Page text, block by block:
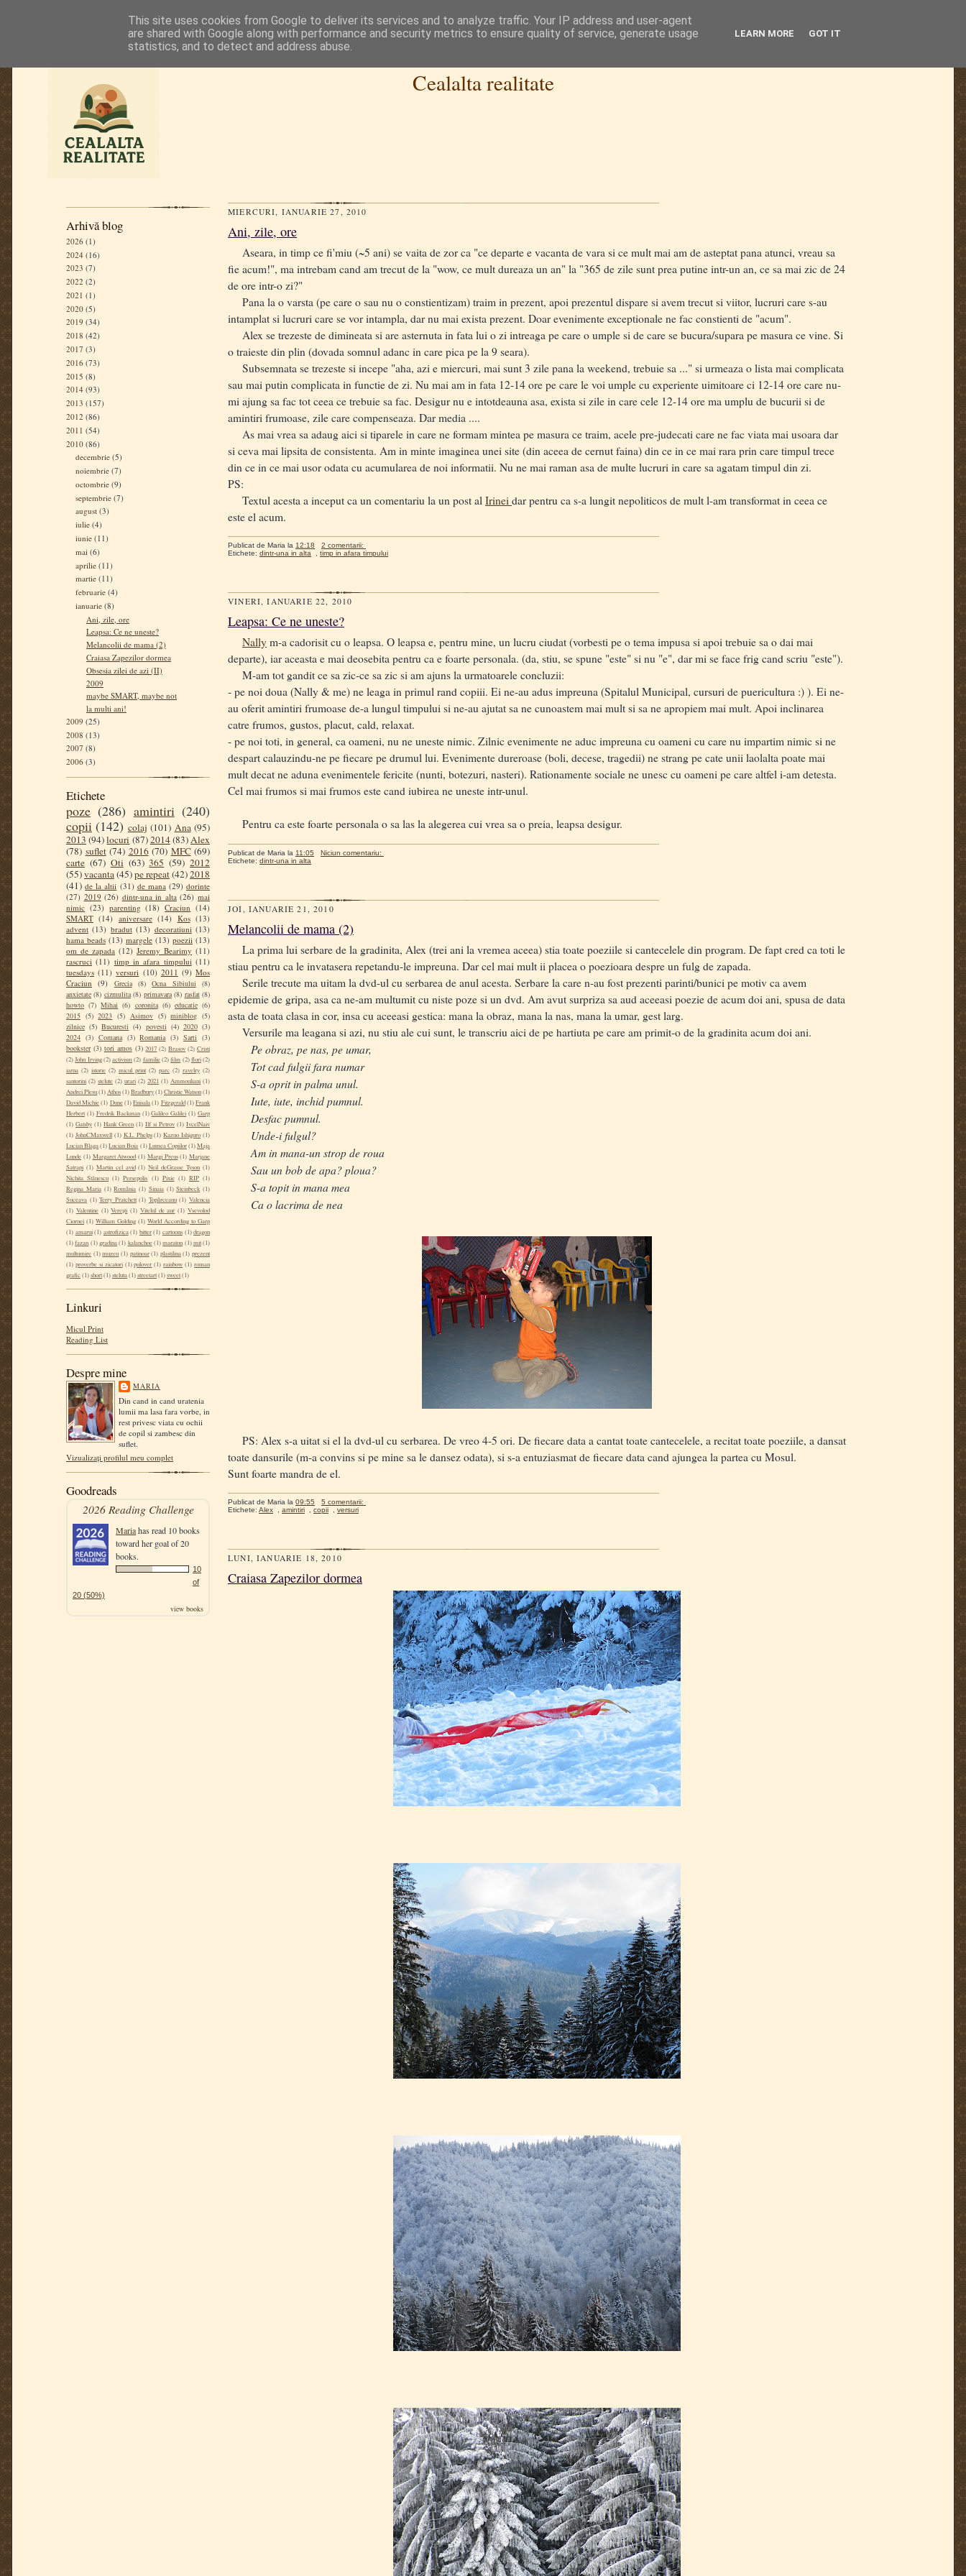
Cealalta realitate
Arhivă blog
2026 (1)
2024 (16)
2023 (7)
2022 (2)
2021 (1)
2020 (5)
2019 (34)
2018 (42)
2017 (3)
2016 (73)
2015 (8)
2014 (93)
2013 (157)
2012 (86)
2011 (54)
2010 (86)
decembrie (5)
noiembrie (7)
octombrie (9)
septembrie (7)
august (3)
iulie (4)
iunie (11)
mai (6)
aprilie (11)
martie (11)
februarie (4)
ianuarie (8)
Ani, zile, ore
Leapsa: Ce ne uneste?
Melancolii de mama (2)
Craiasa Zapezilor dormea
Obsesia zilei de azi (II)
2009
maybe SMART, maybe not
la multi ani!
2009 (25)
2008 (13)
2007 (8)
2006 (3)
Etichete
poze (286) amintiri (240)
copii (142) colaj (101) Ana (95)
2013 (94)locuri (87)2014(83)Alex
(78) suflet (74) 2016 (70) MFC (69)
carte (67) Oti (63) 365 (59) 2012
(55)vacanta(45)pe repeat(42)2018
(41) de la altii (31) de mana (29) dorinte
(27) 2019 (26) dintr-una in alta (26) mai
nimic (23) parenting (18) Craciun (14)
SMART (14) aniversare (14) Kos (13)
advent (13) bradut (13) decoratiuni (13)
hama beads (13) margele (13) poezii (13)
om de zapada (12) Jeremy Bearimy (11)
rascruci (11) timp in afara timpului (11)
tuesdays (11) versuri (10) 2011 (9) Mos
Craciun
(9) Grecia (8) Ocna Sibiului
(8)
anxietate (8) cizmulita (8) primavara (8) rasfat (8)
howto (7) Mihai (6) coronita (6) educatie (6)
2015 (5) 2023 (5) Asimov (5) miniblog (5)
zilnice (5) Bucuresti (4) povesti (4) 2020 (3)
2024 (3) Comana (3) Romania (3) Sarti (3)
bookster (3) tori amos (3) 2017 (2) Brasov (2) Cristi
(2)John Irving (2)activism (2) familie(2)film (2) flori(2)
iarna (2) istorie (2) micul print (2) parc (2) ravelry (2)
santorini (2) stelute (2) urari (2) 2021 (1) Ammouliani (1)
Andrei Plesu(1)Athos(1)Bradbury(1)Christie Watson(1)
David Michie (1) Dune(1)Enisala (1) Fitzgerald(1)Frank
Herbert (1) Fredrik Backman (1) Galileo Galilei (1) Garp
(1) Gatsby (1) Hank Green (1) Ilf si Petrov (1) IvcelNaiv
(1) JohnCMaxwell (1) K.L. Phelps (1) Kazuo Ishiguro (1)
Lucian Blaga(1)Lucian Boia (1)Lumea Copiilor(1)Maja
Lunde (1) Margaret Atwood (1) Margi Preus (1) Marjane
Satrapi (1) Martin cel avid (1) Neil deGrasse Tyson (1)
Nichita Stănescu (1) Persepolis (1) Pixie (1) RIP (1)
Regina Maria (1) România (1) Sinaia (1) Steinbeck (1)
Suceava (1) Terry Pratchett (1) Topârceanu (1) Valencia
(1) Valentine (1) Verești (1) Vitelul de aur (1) Vsevolod
Ciornei (1) William Golding (1) World According to Garp
(1) amarui (1) astrofizica (1) bitter (1) cartoons (1) dragon
(1)fazan (1)gradina(1) kalanchoe (1)maraton (1) mit(1)
multumire (1) muzeu (1) patinoar (1) plastilina (1) prezent
(1) proverbe si zicatori (1) pulover (1) rainbow (1) roman
grafic(1)short(1)steluta(1)streetart(1)sweet(1)
Linkuri
Micul Print
Reading List
Despre mine
MARIA
Din cand in cand uratenia
lumii ma lasa fara vorbe, in
rest privesc viata cu ochii
de copil si zambesc din
suflet.
Vizualizați profilul meu complet
Goodreads
2026 Reading Challenge
Mariahas read 10 books
toward her goal of 20
books.
10
of
20 (50%)
view books
MIERCURI, IANUARIE 27, 2010
Ani, zile, ore
Aseara, in timp ce fi'miu (~5 ani) se vaita de zor ca "ce departe e vacanta de vara si ce mult mai am de asteptat pana atunci, vreau sa
fie acum!", ma intrebam cand am trecut de la "wow, ce mult dureaza un an" la "365 de zile sunt prea putine intr-un an, ce sa mai zic de 24
de ore intr-o zi?"
Pana la o varsta (pe care o sau nu o constientizam) traim in prezent, apoi prezentul dispare si avem trecut si viitor, lucruri care s-au
intamplat si lucruri care se vor intampla, dar nu mai exista prezent. Doar evenimente exceptionale ne fac constienti de "acum".
Alex se trezeste de dimineata si are asternuta in fata lui o zi intreaga pe care o umple si de care se bucura/supara pe masura ce vine. Si
o traieste din plin (dovada somnul adanc in care pica pe la 9 seara).
Subsemnata se trezeste si incepe "aha, azi e miercuri, mai sunt 3 zile pana la weekend, trebuie sa ..." si urmeaza o lista mai complicata
sau mai putin complicata in functie de zi. Nu mai am in fata 12-14 ore pe care le voi umple cu experiente uimitoare ci 12-14 ore care nu-
mi ajung sa fac tot ceea ce trebuie sa fac. Desigur nu e intotdeauna asa, exista si zile in care cele 12-14 ore ma umplu de bucurii si de
amintiri frumoase, zile care compenseaza. Dar media ....
As mai vrea sa adaug aici si tiparele in care ne formam mintea pe masura ce traim, acele pre-judecati care ne fac viata mai usoara dar
si ceva mai lipsita de consistenta. Am in minte imaginea unei site (din aceea de cernut faina) din ce in ce mai rara prin care timpul trece
din ce in ce mai usor odata cu acumularea de noi informatii. Nu ne mai raman asa de multe lucruri in care sa agatam timpul din zi.
PS:
Textul acesta a inceput ca un comentariu la un post al Irinei dar pentru ca s-a lungit nepoliticos de mult l-am transformat in ceea ce
este el acum.
Publicat de Maria la 12:18
2 comentarii:
Etichete: dintr-una in alta , timp in afara timpului
VINERI, IANUARIE 22, 2010
Leapsa: Ce ne uneste?
Nally m-a cadorisit cu o leapsa. O leapsa e, pentru mine, un lucru ciudat (vorbesti pe o tema impusa si apoi trebuie sa o dai mai
departe), iar aceasta e mai deosebita pentru ca e foarte personala. (da, stiu, se spune "este" si nu "e", dar mi se face frig cand scriu "este").
M-am tot gandit ce sa zic-ce sa zic si am ajuns la urmatoarele concluzii:
- pe noi doua (Nally & me) ne leaga in primul rand copiii. Ei ne-au adus impreuna (Spitalul Municipal, cursuri de puericultura :) ). Ei ne-
au oferit amintiri frumoase de-a lungul timpului si ne-au ajutat sa ne cunoastem mai mult si sa ne apropiem mai mult. Apoi inclinarea
catre frumos, gustos, placut, cald, relaxat.
- pe noi toti, in general, ca oameni, nu ne uneste nimic. Zilnic evenimente ne aduc impreuna cu oameni cu care nu impartim nimic si ne
despart calauzindu-ne pe fiecare pe drumul lui. Evenimente dureroase (boli, decese, tragedii) ne strang pe cate unii laolalta poate mai
mult decat ne aduna evenimentele fericite (nunti, botezuri, nasteri). Rationamente sociale ne unesc cu oameni pe care altfel i-am detesta.
Cel mai frumos si mai frumos este cand iubirea ne uneste intr-unul.
Pentru ca este foarte personala o sa las la alegerea cui vrea sa o preia, leapsa desigur.
Publicat de Maria la 11:05
Niciun comentariu:
Etichete: dintr-una in alta
JOI, IANUARIE 21, 2010
Melancolii de mama (2)
La prima lui serbare de la gradinita, Alex (trei ani la vremea aceea) stia toate poeziile si cantecelele din program. De fapt cred ca toti le
stiau pentru ca le invatasera repetandu-le impreuna. Dar cel mai mult ii placea o poezioara despre un fulg de zapada.
Serile trecute ma uitam la dvd-ul cu serbarea de anul acesta. Serbare la care n-au fost prezenti parinti/bunici pe motiv ca avem
epidemie de gripa, asa ca ne-am multumit cu niste poze si un dvd. Am avut surpriza sa aud aceeasi poezie de acum doi ani, spusa de data
asta de toata clasa in cor, insa cu aceeasi gestica: mana la obraz, mana la nas, mana la umar, gest larg.
Versurile ma leagana si azi, nu stiu ale cui sunt, le transcriu aici de pe hartiuta pe care am primit-o de la gradinita acum doi ani.
Pe obraz, pe nas, pe umar,
Tot cad fulgii fara numar
S-a oprit in palma unul.
Iute, iute, inchid pumnul.
Desfac pumnul.
Unde-i fulgul?
Am in mana-un strop de roua
Sau un bob de apa? ploua?
S-a topit in mana mea
Ca o lacrima de nea
PS: Alex s-a uitat si el la dvd-ul cu serbarea. De vreo 4-5 ori. De fiecare data a cantat toate cantecelele, a recitat toate poeziile, a dansat
toate dansurile (m-a convins si pe mine sa le dansez odata), si s-a entuziasmat de fiecare data cand ajungea la partea cu Mosul.
Sunt foarte mandra de el.
Publicat de Maria la 09:55
5 comentarii:
Etichete: Alex , amintiri , copii , versuri
LUNI, IANUARIE 18, 2010
Craiasa Zapezilor dormea
This site uses cookies from Google to deliver its services and to analyze traffic. Your IP address and user-agent
are shared with Google along with performance and security metrics to ensure quality of service, generate usage
statistics, and to detect and address abuse.
LEARN MORE GOT IT